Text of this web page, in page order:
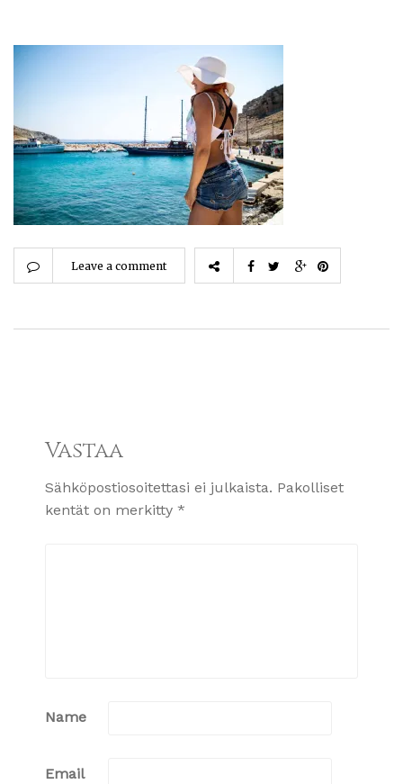
Leave a comment
Vastaa
Sähköpostiosoitettasi ei julkaista. Pakolliset
kentät on merkitty *
Name
Email